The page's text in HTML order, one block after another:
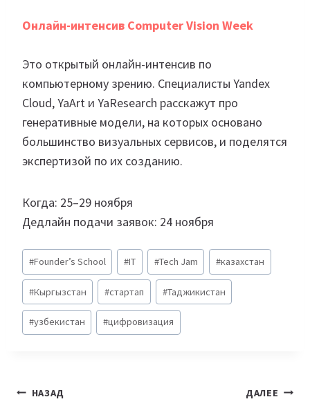
Онлайн-интенсив Computer Vision Week
Это открытый онлайн-интенсив по
компьютерному зрению. Специалисты Yandex
Cloud, YaArt и YaResearch расскажут про
генеративные модели, на которых основано
большинство визуальных сервисов, и поделятся
экспертизой по их созданию.
Когда: 25–29 ноября
Дедлайн подачи заявок: 24 ноября
Метки
записи:
#Founder’s School #IT #Tech Jam #казахстан
#Кыргызстан #стартап #Таджикистан
#узбекистан #цифровизация
Навигация
НАЗАД ДАЛЕЕ